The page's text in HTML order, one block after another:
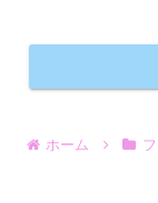
ホーム